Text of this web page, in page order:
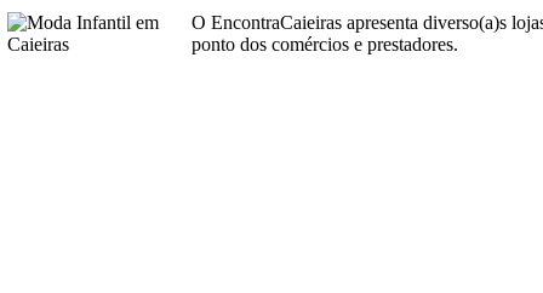
O EncontraCaieiras apresenta diverso(a)s
ponto dos comércios e prestadores.